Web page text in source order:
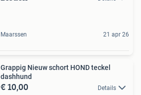
Maarssen 21 apr 26
Grappig Nieuw schort HOND teckel
dashhund
€ 10,00 Details